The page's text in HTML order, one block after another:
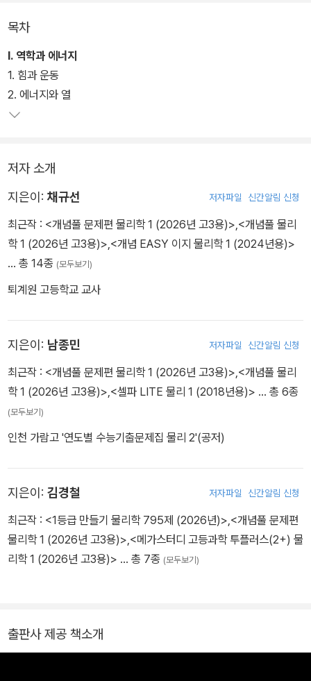
맞춤 구성의 ‘정리노트’로 개념과 정리를 한번에 끝낼 수 있습니다.
목차
Ⅰ. 역학과 에너지
1. 힘과 운동
2. 에너지와 열
저자 소개
지은이: 채규선 저자파일 신간알림 신청
최근작 : <개념풀 문제편 물리학 1 (2026년 고3용)>,<개념풀 물리
학 1 (2026년 고3용)>,<개념 EASY 이지 물리학 1 (2024년용)>
… 총 14종 (모두보기)
퇴계원 고등학교 교사
지은이: 남종민 저자파일 신간알림 신청
최근작 : <개념풀 문제편 물리학 1 (2026년 고3용)>,<개념풀 물리
학 1 (2026년 고3용)>,<셀파 LITE 물리 1 (2018년용)> … 총 6종
(모두보기)
인천 가람고 '연도별 수능기출문제집 물리 2'(공저)
지은이: 김경철 저자파일 신간알림 신청
최근작 : <1등급 만들기 물리학 795제 (2026년)>,<개념풀 문제편
물리학 1 (2026년 고3용)>,<메가스터디 고등과학 투플러스(2+) 물
리학 1 (2026년 고3용)> … 총 7종 (모두보기)
출판사 제공 책소개